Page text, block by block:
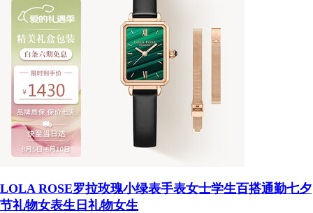
LOLA ROSE罗拉玫瑰小绿表手表女士学生百搭通勤七夕
节礼物女表生日礼物女生